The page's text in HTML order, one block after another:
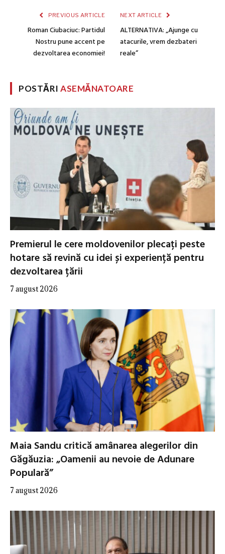
PREVIOUS ARTICLE
Roman Ciubaciuc: Partidul
Nostru pune accent pe
dezvoltarea economiei!
NEXT ARTICLE
ALTERNATIVA: „Ajunge cu
atacurile, vrem dezbateri
reale”
POSTĂRIASEMĂNATOARE
Premierul le cere moldovenilor plecați peste
hotare să revină cu idei și experiență pentru
dezvoltarea țării
7 august 2026
Maia Sandu critică amânarea alegerilor din
Găgăuzia: „Oamenii au nevoie de Adunare
Populară”
7 august 2026